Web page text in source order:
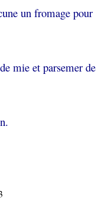
un fromage pour
mie et parsemer de